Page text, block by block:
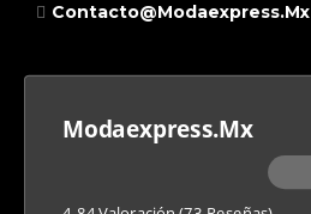
Contacto@modaexpress.mx
Modaexpress.mx